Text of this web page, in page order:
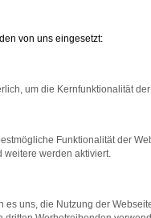
–
dieser
für dich finden.
liegt bei
Lieferservice
vier Wände
und darstellen,
Dass wir dir
von uns eingesetzt:
um die Kernfunktionalität
Funktionalität der
weitere werden aktiviert.
es uns, die Nutzung der